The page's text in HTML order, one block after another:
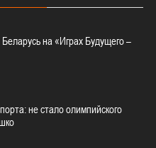
на «Играх Будущего –
не стало олимпийского